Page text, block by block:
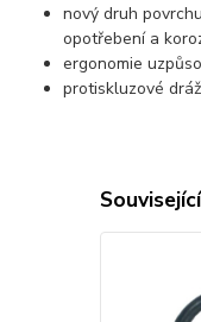
nový druh
opotřebení a
ergonomie
protiskluzové